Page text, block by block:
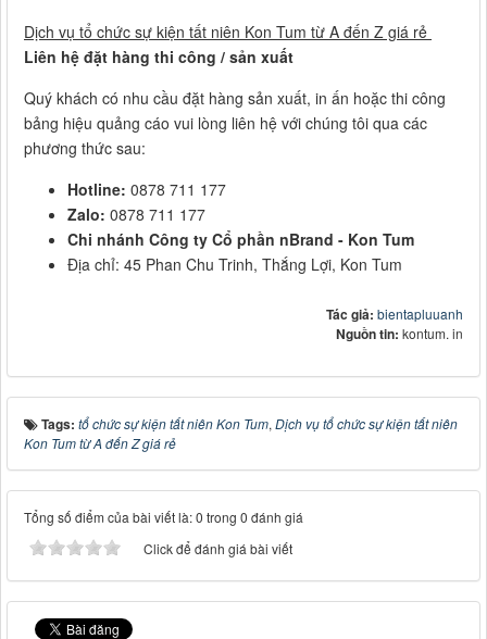
Dịch vụ tổ chức sự kiện tất niên Kon Tum từ A đến Z giá rẻ
Liên hệ đặt hàng thi công / sản xuất
Quý khách có nhu cầu đặt hàng sản xuất, in ấn hoặc thi công
bảng hiệu quảng cáo vui lòng liên hệ với chúng tôi qua các
phương thức sau:
Hotline: 0878 711 177
Zalo: 0878 711 177
Chi nhánh Công ty Cổ phần nBrand - Kon Tum
Địa chỉ: 45 Phan Chu Trinh, Thắng Lợi, Kon Tum
Tác giả: bientapluuanh
Nguồn tin: kontum. in
Tags: tổ chức sự kiện tất niên Kon Tum, Dịch vụ tổ chức sự kiện tất niên
Kon Tum từ A đến Z giá rẻ
Tổng số điểm của bài viết là: 0 trong 0 đánh giá
Click để đánh giá bài viết